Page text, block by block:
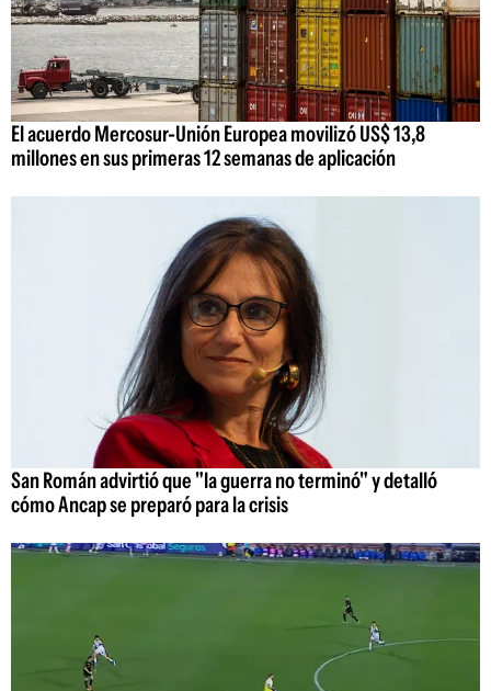
El acuerdo Mercosur-Unión Europea movilizó US$ 13,8
millones en sus primeras 12 semanas de aplicación
San Román advirtió que "la guerra no terminó" y detalló
cómo Ancap se preparó para la crisis